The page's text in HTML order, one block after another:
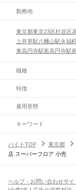
勤務地
東京都東京23区杉並区
上井草駅 八幡山駅永福
東高円寺駅新高円寺駅
職種
特徴
雇用形態
キーワード
バイトTOP 東京都
店 スーパーフロア 小売
ヘルプ・お問い合わせサイ